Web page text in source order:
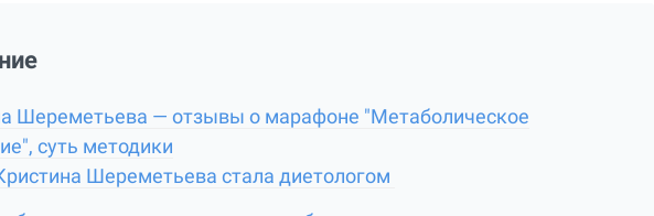
Шереметьева — отзывы о марафоне "Метаболическое
суть методики
Шереметьева стала диетологом